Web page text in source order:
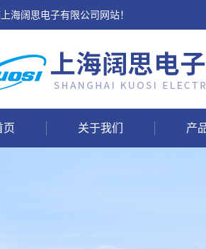
海阔思电子有限公司网站！
页 关于我们 产